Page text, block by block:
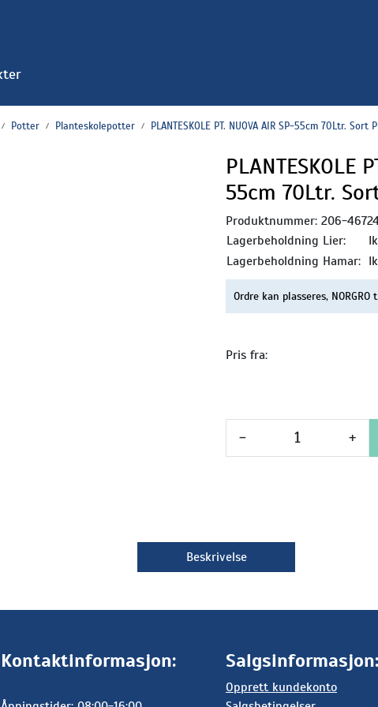
Potter Planteskolepotter PLANTESKOLE PT. NUOVA AIR SP-55cm 70Ltr. Sort
PLANTESKOLE
55cm 70Ltr.
Produktnummer: 206-
Lagerbeholdning Lier:
Lagerbeholdning Hamar:
Ordre kan plasseres,
Pris fra:
- +
Beskrivelse
Kontaktinformasjon: Salgsinformasjon:
Opprett kundekonto